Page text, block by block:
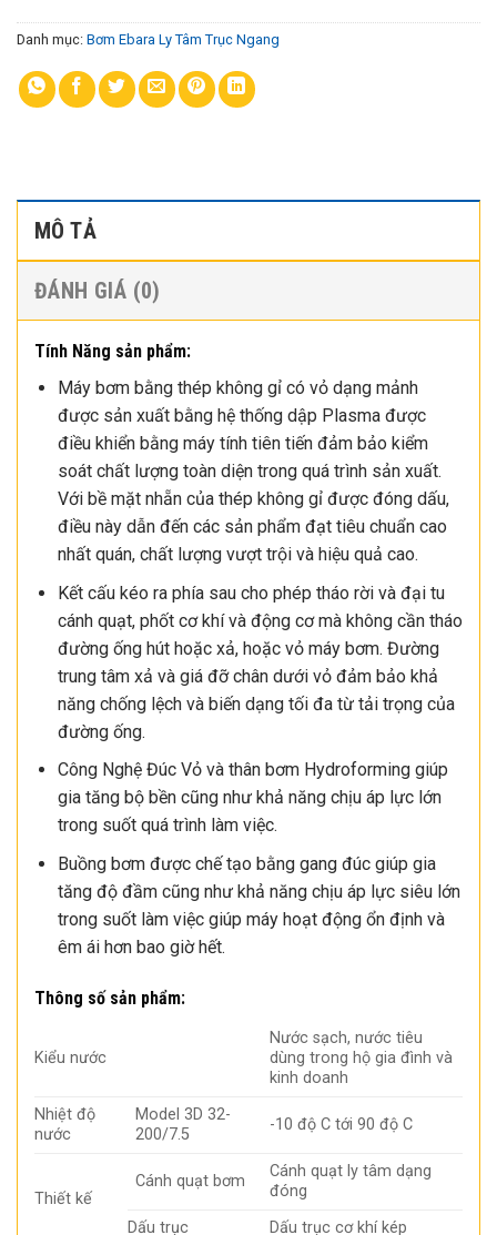
Danh mục: Bơm Ebara Ly Tâm Trục Ngang
MÔ TẢ
ĐÁNH GIÁ (0)
Tính Năng sản phẩm:
Máy bơm bằng thép không gỉ có vỏ dạng mảnh
được sản xuất bằng hệ thống dập Plasma được
điều khiển bằng máy tính tiên tiến đảm bảo kiểm
soát chất lượng toàn diện trong quá trình sản xuất.
Với bề mặt nhẵn của thép không gỉ được đóng dấu,
điều này dẫn đến các sản phẩm đạt tiêu chuẩn cao
nhất quán, chất lượng vượt trội và hiệu quả cao.
Kết cấu kéo ra phía sau cho phép tháo rời và đại tu
cánh quạt, phốt cơ khí và động cơ mà không cần tháo
đường ống hút hoặc xả, hoặc vỏ máy bơm. Đường
trung tâm xả và giá đỡ chân dưới vỏ đảm bảo khả
năng chống lệch và biến dạng tối đa từ tải trọng của
đường ống.
Công Nghệ Đúc Vỏ và thân bơm Hydroforming giúp
gia tăng bộ bền cũng như khả năng chịu áp lực lớn
trong suốt quá trình làm việc.
Buồng bơm được chế tạo bằng gang đúc giúp gia
tăng độ đầm cũng như khả năng chịu áp lực siêu lớn
trong suốt làm việc giúp máy hoạt động ổn định và
êm ái hơn bao giờ hết.
Thông số sản phẩm:
Kiểu nước
Nước sạch, nước tiêu
dùng trong hộ gia đình và
kinh doanh
Nhiệt độ
nước
Model 3D 32-
200/7.5
-10 độ C tới 90 độ C
Thiết kế
Cánh quạt bơm
Cánh quạt ly tâm dạng
đóng
Dấu trục
Dấu trục cơ khí kép